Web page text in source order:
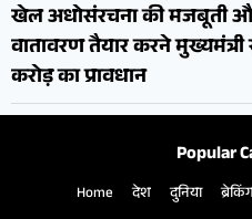
खेल अधोसंरचना की मजबूती
वातावरण तैयार करने
करोड़ का प्रावधान
Popular
Home देश दुनिया